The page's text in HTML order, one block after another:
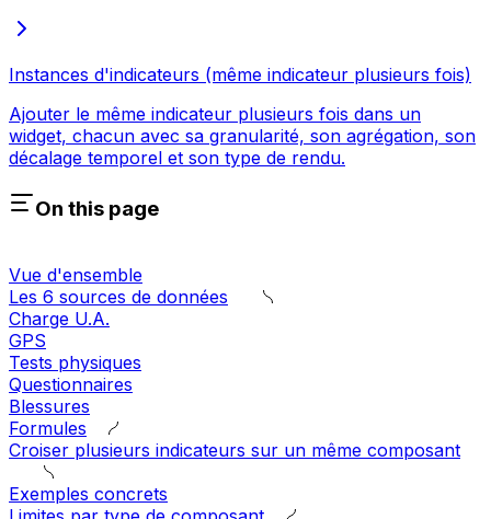
Instances d'indicateurs (même indicateur plusieurs fois)
Ajouter le même indicateur plusieurs fois dans un
widget, chacun avec sa granularité, son agrégation, son
décalage temporel et son type de rendu.
On this page
Vue d'ensemble
Les 6 sources de données
Charge U.A.
GPS
Tests physiques
Questionnaires
Blessures
Formules
Croiser plusieurs indicateurs sur un même composant
Exemples concrets